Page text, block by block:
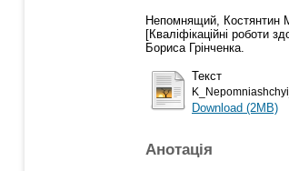
Непомнящий, Костянтин
[Кваліфікаційні роботи
Бориса Грінченка.
Текст
Download (2MB)
Анотація